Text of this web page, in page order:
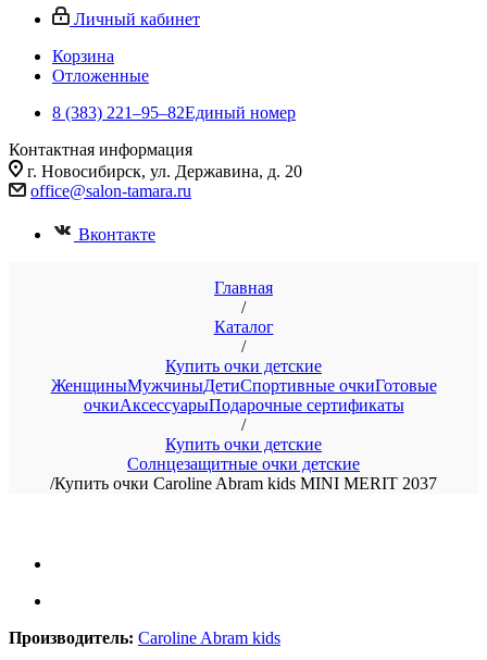
Личный кабинет
Корзина
Отложенные
8 (383) 221‒95‒82Единый номер
Контактная информация
г. Новосибирск, ул. Державина, д. 20
office@salon-tamara.ru
Вконтакте
Главная
/
Каталог
/
Купить очки детские
ЖенщиныМужчиныДетиСпортивные очкиГотовые
очкиАксессуарыПодарочные сертификаты
/
Купить очки детские
Солнцезащитные очки детские
/Купить очки Caroline Abram kids MINI MERIT 2037
Производитель: Caroline Abram kids